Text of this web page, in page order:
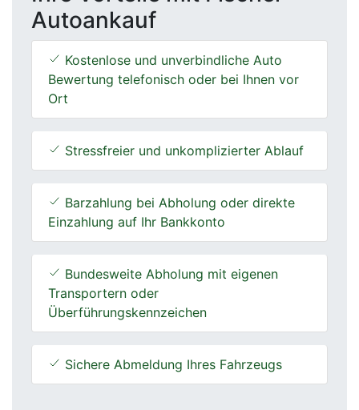
Autoankauf
Kostenlose und unverbindliche Auto
Bewertung telefonisch oder bei Ihnen vor
Ort
Stressfreier und unkomplizierter Ablauf
Barzahlung bei Abholung oder direkte
Einzahlung auf Ihr Bankkonto
Bundesweite Abholung mit eigenen
Transportern oder
Überführungskennzeichen
Sichere Abmeldung Ihres Fahrzeugs